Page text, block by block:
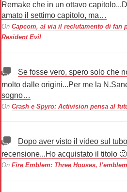
Remake che in un ottavo
amato il settimo capitolo, ma…
On Capcom, al via il reclutamento di fan
Resident Evil
Se fosse vero, spero solo che
molto dalle origini...Per me la
sogno…
On Crash e Spyro: Activision pensa al
Dopo aver visto il video sul
recensione...Ho acquistato il titolo 🙂
On Fire Emblem: Three Houses,